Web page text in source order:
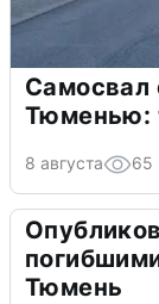
Самосвал
Тюменью:
8 августа 65
Тюмень